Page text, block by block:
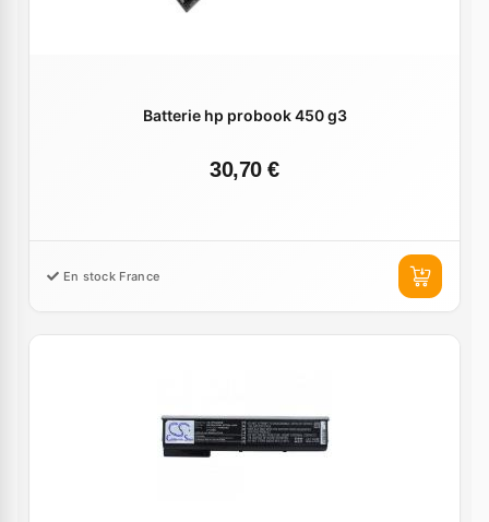
Batterie hp probook 450 g3
30,70 €
En stock France